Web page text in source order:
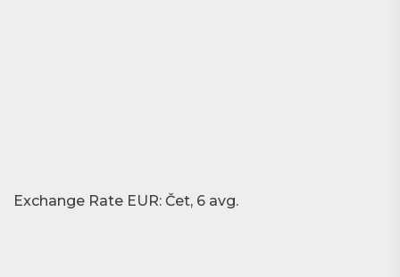
Exchange Rate EUR: Čet, 6 avg.